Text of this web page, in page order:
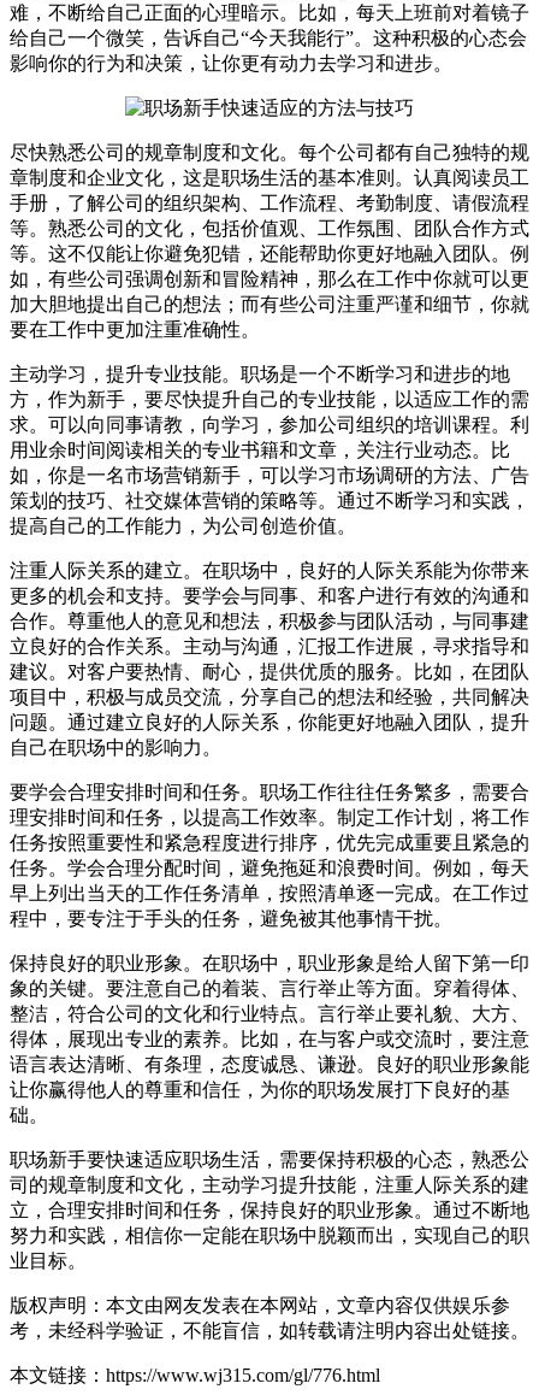
难，不断给自己正面的心理暗示。比如，每天上班前对着镜子
给自己一个微笑，告诉自己“今天我能行”。这种积极的心态会
影响你的行为和决策，让你更有动力去学习和进步。
尽快熟悉公司的规章制度和文化。每个公司都有自己独特的规
章制度和企业文化，这是职场生活的基本准则。认真阅读员工
手册，了解公司的组织架构、工作流程、考勤制度、请假流程
等。熟悉公司的文化，包括价值观、工作氛围、团队合作方式
等。这不仅能让你避免犯错，还能帮助你更好地融入团队。例
如，有些公司强调创新和冒险精神，那么在工作中你就可以更
加大胆地提出自己的想法；而有些公司注重严谨和细节，你就
要在工作中更加注重准确性。
主动学习，提升专业技能。职场是一个不断学习和进步的地
方，作为新手，要尽快提升自己的专业技能，以适应工作的需
求。可以向同事请教，向学习，参加公司组织的培训课程。利
用业余时间阅读相关的专业书籍和文章，关注行业动态。比
如，你是一名市场营销新手，可以学习市场调研的方法、广告
策划的技巧、社交媒体营销的策略等。通过不断学习和实践，
提高自己的工作能力，为公司创造价值。
注重人际关系的建立。在职场中，良好的人际关系能为你带来
更多的机会和支持。要学会与同事、和客户进行有效的沟通和
合作。尊重他人的意见和想法，积极参与团队活动，与同事建
立良好的合作关系。主动与沟通，汇报工作进展，寻求指导和
建议。对客户要热情、耐心，提供优质的服务。比如，在团队
项目中，积极与成员交流，分享自己的想法和经验，共同解决
问题。通过建立良好的人际关系，你能更好地融入团队，提升
自己在职场中的影响力。
要学会合理安排时间和任务。职场工作往往任务繁多，需要合
理安排时间和任务，以提高工作效率。制定工作计划，将工作
任务按照重要性和紧急程度进行排序，优先完成重要且紧急的
任务。学会合理分配时间，避免拖延和浪费时间。例如，每天
早上列出当天的工作任务清单，按照清单逐一完成。在工作过
程中，要专注于手头的任务，避免被其他事情干扰。
保持良好的职业形象。在职场中，职业形象是给人留下第一印
象的关键。要注意自己的着装、言行举止等方面。穿着得体、
整洁，符合公司的文化和行业特点。言行举止要礼貌、大方、
得体，展现出专业的素养。比如，在与客户或交流时，要注意
语言表达清晰、有条理，态度诚恳、谦逊。良好的职业形象能
让你赢得他人的尊重和信任，为你的职场发展打下良好的基
础。
职场新手要快速适应职场生活，需要保持积极的心态，熟悉公
司的规章制度和文化，主动学习提升技能，注重人际关系的建
立，合理安排时间和任务，保持良好的职业形象。通过不断地
努力和实践，相信你一定能在职场中脱颖而出，实现自己的职
业目标。
版权声明：本文由网友发表在本网站，文章内容仅供娱乐参
考，未经科学验证，不能盲信，如转载请注明内容出处链接。
本文链接：https://www.wj315.com/gl/776.html